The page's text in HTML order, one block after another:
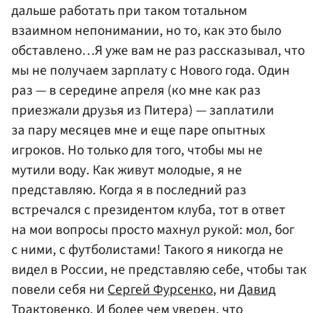
дальше работать при таком тотальном
взаимном непонимании, но то, как это было
обставлено…Я уже вам не раз рассказывал, что
мы не получаем зарплату с Нового года. Один
раз — в середине апреля (ко мне как раз
приезжали друзья из Питера) — заплатили
за пару месяцев мне и еще паре опытных
игроков. Но только для того, чтобы мы не
мутили воду. Как живут молодые, я не
представляю. Когда я в последний раз
встречался с президентом клуба, тот в ответ
на мои вопросы просто махнул рукой: мол, бог
с ними, с футболистами! Такого я никогда не
видел в России, не представляю себе, чтобы так
повели себя ниСергей Фурсенко, ниДавид